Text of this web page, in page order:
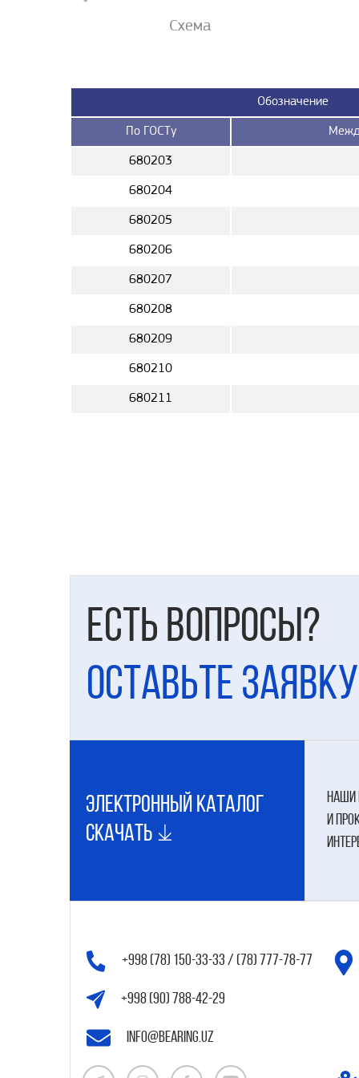
Схема
Обозначение
По ГОСТу
680203
680204
680205
680206
680207
680208
680209
680210
680211
Есть вопросы?
Оставьте заявку
электронный каталог
Скачать
наши
и
+998 (78) 150-33-33 / (78) 777-78-77
+998 (90) 788-42-29
info@bearing.uz